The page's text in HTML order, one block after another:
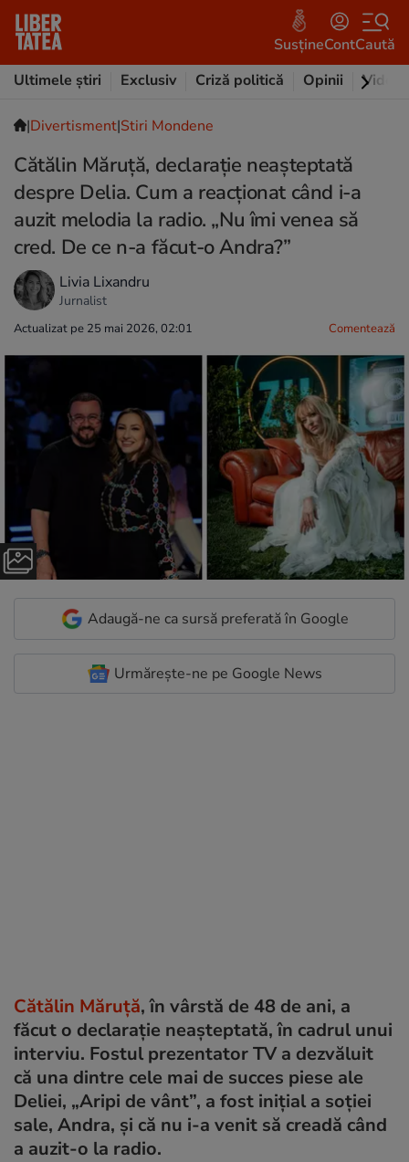
SusțineContCaută
Ultimele știri
Exclusiv Criză politică Opinii Video
|Divertisment|Stiri Mondene
Cătălin Măruță, declarație neașteptată
despre Delia. Cum a reacționat când i-a
auzit melodia la radio. „Nu îmi venea să
cred. De ce n-a făcut-o Andra?”
Livia Lixandru
Jurnalist
Actualizat pe 25 mai 2026, 02:01 Comentează
Adaugă-ne ca sursă preferată în Google
Urmărește-ne pe Google News
Cătălin Măruță, în vârstă de 48 de ani, a
făcut o declarație neașteptată, în cadrul unui
interviu. Fostul prezentator TV a dezvăluit
că una dintre cele mai de succes piese ale
Deliei, „Aripi de vânt”, a fost inițial a soției
sale, Andra, și că nu i-a venit să creadă când
a auzit-o la radio.